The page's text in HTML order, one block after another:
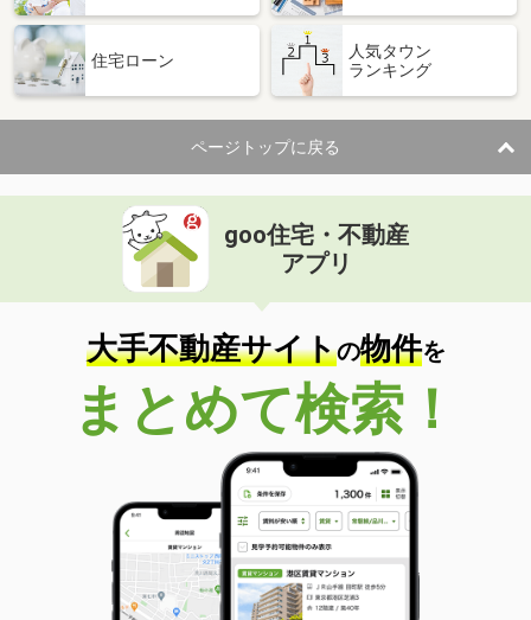
住宅ローン
人気タウン
ランキング
ページトップに戻る
goo住宅・不動産
アプリ
大手不動産サイトの物件を
まとめて検索！